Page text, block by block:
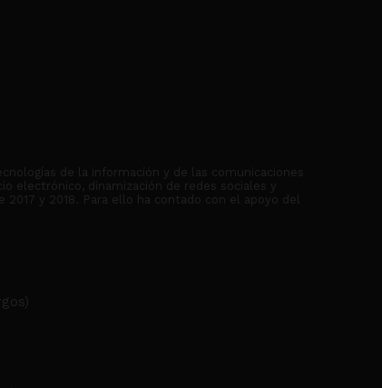
de la información y de las comunicaciones
electrónico, dinamización de redes sociales y
y 2018. Para ello ha contado con el apoyo del